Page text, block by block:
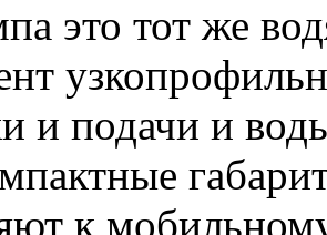
это тот же
и подачи и
к